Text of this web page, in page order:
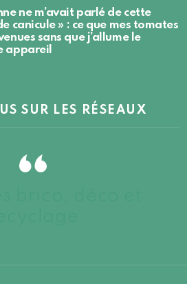
ne m’avait parlé de cette
canicule » : ce que mes tomates
sans que j’allume le
appareil
SUR LES RÉSEAUX